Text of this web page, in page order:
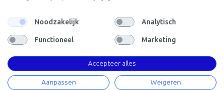
Noodzakelijk Analytisch
Functioneel Marketing
Accepteer alles
Aanpassen Weigeren